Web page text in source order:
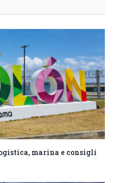
marina e consigli